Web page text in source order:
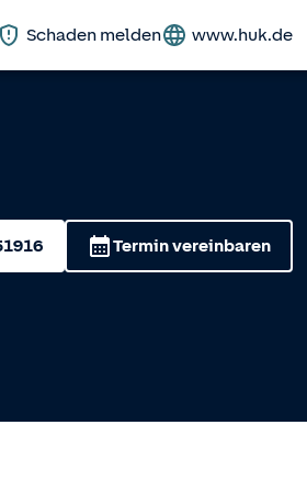
Schaden melden www.huk.de
Termin vereinbaren